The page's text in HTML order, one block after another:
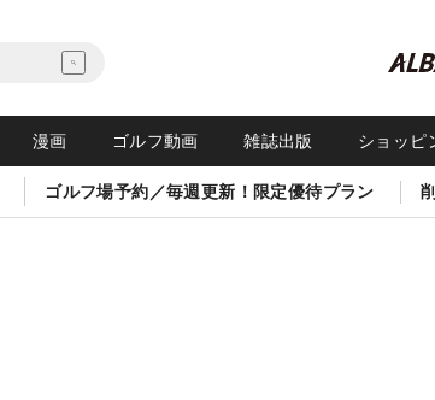
漫画 ゴルフ動画 雑誌出版 ショッピ
ゴルフ場予約／毎週更新！限定優待プラン